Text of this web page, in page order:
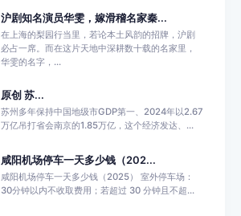
沪剧知名演员华雯，嫁滑稽名家秦...
在上海的梨园行当里，若论本土风韵的招牌，沪剧
必占一席。而在这片天地中深耕数十载的名家里，
华雯的名字，...
原创 苏...
苏州多年保持中国地级市GDP第一、2024年以2.67
万亿吊打省会南京的1.85万亿，这个经济发达、...
咸阳机场停车一天多少钱（202...
咸阳机场停车一天多少钱（2025） 室外停车场：
30分钟以内不收取费用；若超过 30 分钟且不超...